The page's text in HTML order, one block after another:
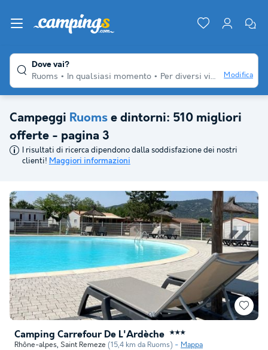
Dove vai?
Ruoms
In qualsiasi momento Per diversi viaggiatori Modifica
Campeggi Ruoms e dintorni: 510 migliori
offerte - pagina 3
I risultati di ricerca dipendono dalla soddisfazione dei nostri
clienti! Maggiori informazioni
Camping Carrefour De L'Ardèche ★★★
Rhône-alpes, Saint Remeze (15,4 km da Ruoms) Mappa